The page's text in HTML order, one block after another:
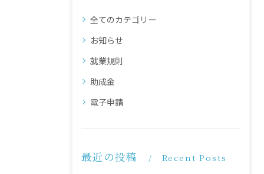
全てのカテゴリー
お知らせ
就業規則
助成金
電子申請
最近の投稿 Recent Posts